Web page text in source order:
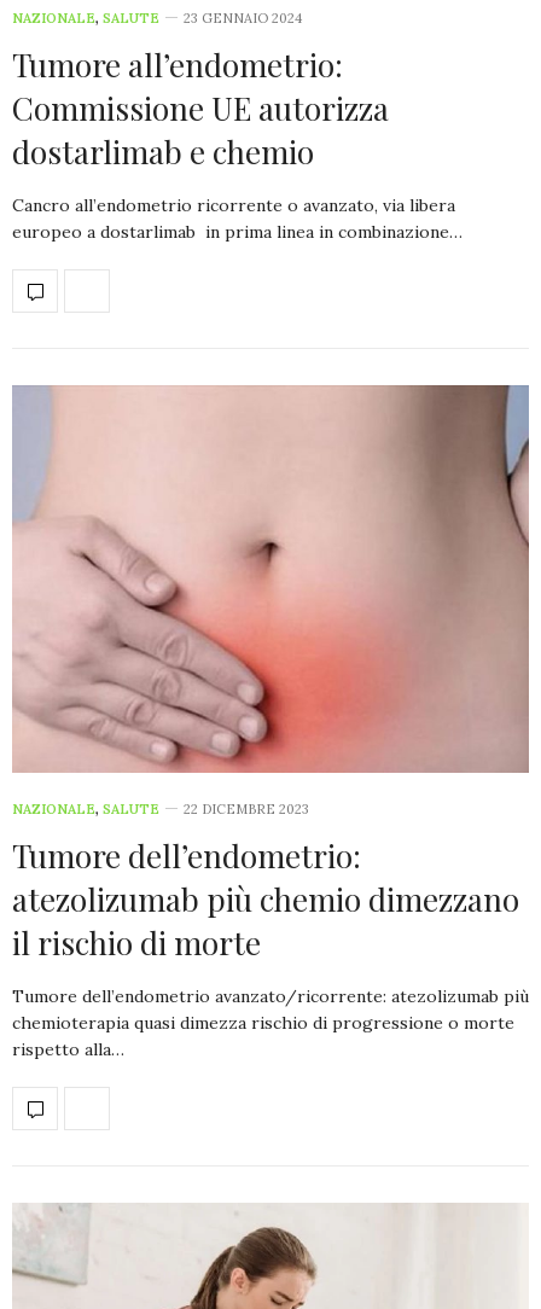
NAZIONALE, SALUTE 23 GENNAIO 2024
Tumore all’endometrio:
Commissione UE autorizza
dostarlimab e chemio
Cancro all’endometrio ricorrente o avanzato, via libera
europeo a dostarlimab in prima linea in combinazione…
NAZIONALE, SALUTE 22 DICEMBRE 2023
Tumore dell’endometrio:
atezolizumab più chemio dimezzano
il rischio di morte
Tumore dell’endometrio avanzato/ricorrente: atezolizumab più
chemioterapia quasi dimezza rischio di progressione o morte
rispetto alla…